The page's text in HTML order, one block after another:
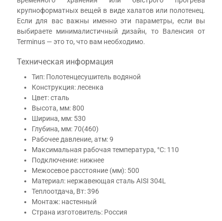
крупноформатных вещей в виде халатов или полотенец.
Если для вас важны именно эти параметры, если вы
выбираете минималистичный дизайн, то Валенсия от
Terminus — это то, что вам необходимо.
Техническая информация
Тип: Полотенцесушитель водяной
Конструкция: лесенка
Цвет: сталь
Высота, мм: 800
Ширина, мм: 530
Глубина, мм: 70(460)
Рабочее давление, атм: 9
Максимальная рабочая температура, °С: 110
Подключение: нижнее
Межосевое расстояние (мм): 500
Материал: нержавеющая сталь AISI 304L
Теплоотдача, Вт: 396
Монтаж: настенный
Страна изготовитель: Россия